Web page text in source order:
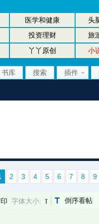
医学和健康 头
投资理财 旅
丫丫原创 小
书库 搜索 插件
2 3 4 5 6 7 8 9
倒序看帖
字体大小: